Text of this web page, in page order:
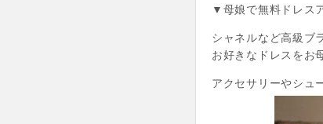
▼母娘で無料ドレス
シャネルなど高級ブ
お好きなドレスをお
アクセサリーやシュ